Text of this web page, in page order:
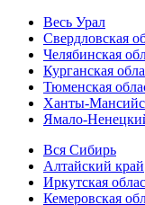
Весь Урал
Свердловская
Челябинская
Курганская
Тюменская
Ханты-
Ямало-
Вся Сибирь
Алтайский край
Иркутская
Кемеровская